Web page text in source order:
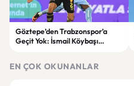
Göztepe’den Trabzonspor’a
Geçit Yok: İsmail Köybaşı
EN ÇOK OKUNANLAR